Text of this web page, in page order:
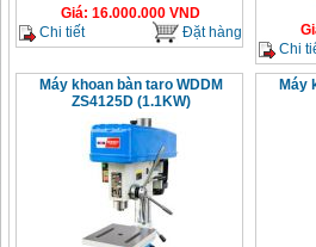
Giá: 16.000.000 VND
Chi tiết
Đặt hàng
Chi
Máy khoan bàn taro WDDM
ZS4125D (1.1KW)
Máy